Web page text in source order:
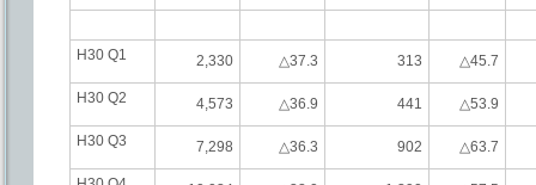
H30 Q1 2,330 △37.3 313 △45.7
H30 Q2 4,573 △36.9 441 △53.9
H30 Q3 7,298 △36.3 902 △63.7